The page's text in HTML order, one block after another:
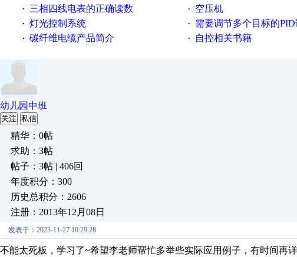
· 三相四线电表的正确读数 · 空压机
· 灯光控制系统 · 需要调节多个目标的PID该如
· 碳纤维电缆产品简介 · 自控相关书籍
幼儿园中班
关注 私信
精华：0帖
求助：3帖
帖子：3帖 | 406回
年度积分：300
历史总积分：2606
注册：2013年12月08日
发表于：2023-11-27 10:29:28
不能太死板，学习了~希望李老师帮忙多举些实际应用例子，有时间再